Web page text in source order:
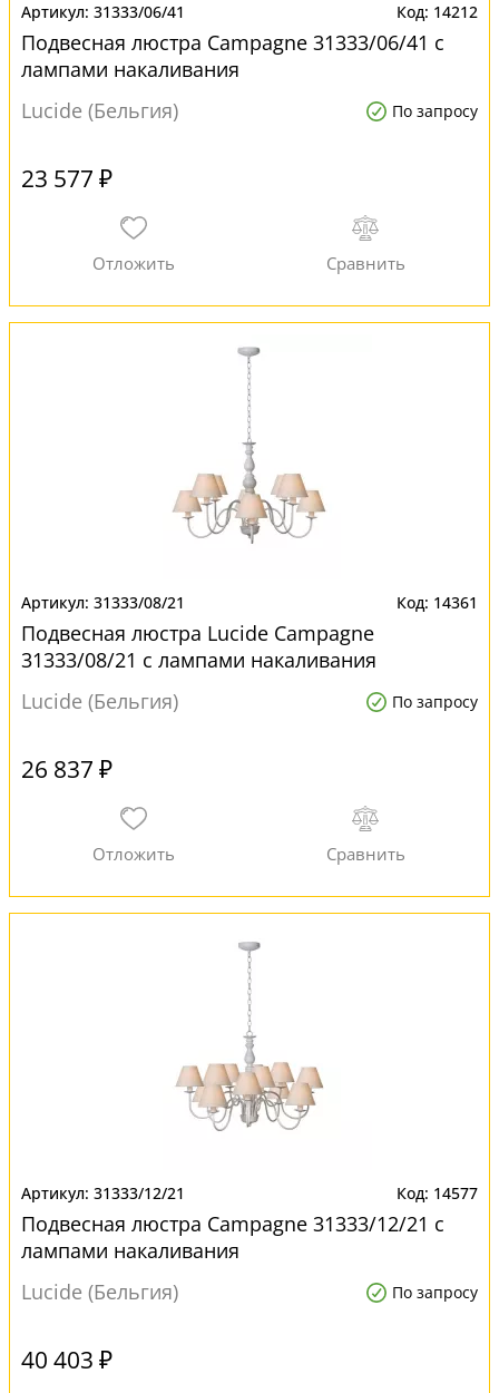
31333/06/41 14212
Подвесная люстра Campagne 31333/06/41 с
лампами накаливания
Lucide (Бельгия)
По запросу
23 577 ₽
31333/08/21 14361
Подвесная люстра Lucide Campagne
31333/08/21 с лампами накаливания
Lucide (Бельгия)
По запросу
26 837 ₽
31333/12/21 14577
Подвесная люстра Campagne 31333/12/21 с
лампами накаливания
Lucide (Бельгия)
По запросу
40 403 ₽